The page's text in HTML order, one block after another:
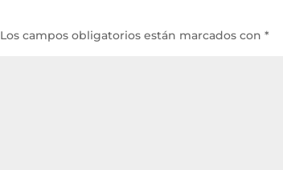
Los campos obligatorios están marcados con*